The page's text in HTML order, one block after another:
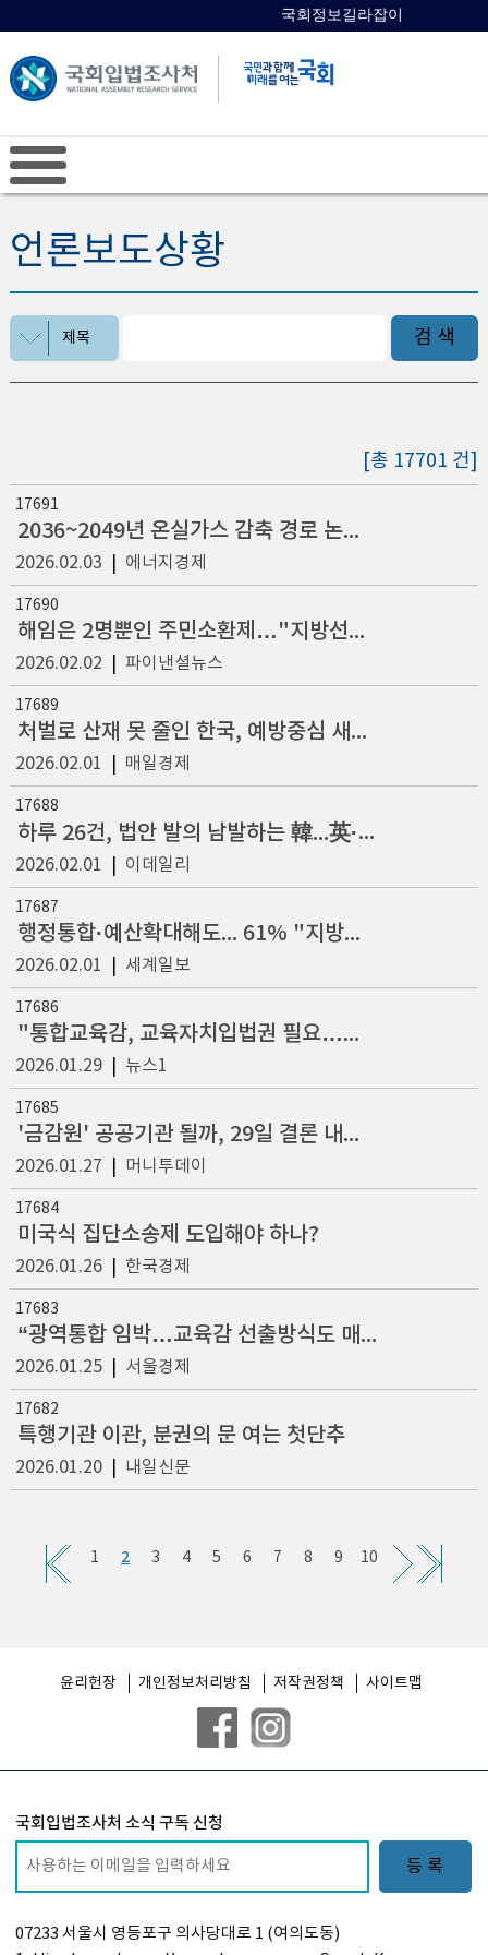
국회정보길라잡이
언론보도상황
제목 검 색
[총 17701 건]
17691
2036~2049년 온실가스 감축 경로 논의 착수…공론화위원회 출범
2026.02.03 에너지경제
17690
해임은 2명뿐인 주민소환제…"지방선거 앞 책임 성 강화·요건 완화 필요"
2026.02.02 파이낸셜뉴스
17689
처벌로 산재 못 줄인 한국, 예방중심 새판 짜
2026.02.01 매일경제
17688
하루 26건, 법안 발의 남발하는 韓...英·EU식 '사후 영향 평가' 필요
2026.02.01 이데일리
17687
행정통합·예산확대해도... 61% "지방회생 불가능"
2026.02.01 세계일보
17686
"통합교육감, 교육자치입법권 필요…학교 자율성 존중해야"
2026.01.29| 뉴스1
17685
'금감원' 공공기관 될까, 29일 결론 내린다
2026.01.27 머니투데이
17684
미국식 집단소송제 도입해야 하나?
2026.01.26| 한국경제
17683
“광역통합 임박…교육감 선출방식도 매듭지어야”
2026.01.25| 서울경제
17682
특행기관 이관, 분권의 문 여는 첫단추
2026.01.20| 내일신문
1 2 3 4 5 6 7 8 9 10
윤리헌장 개인정보처리방침 저작권정책 사이트맵
07233 서울시 영등포구 의사당대로 1 (여의도동)
국회입법조사처 소식 구독 신청
등 록